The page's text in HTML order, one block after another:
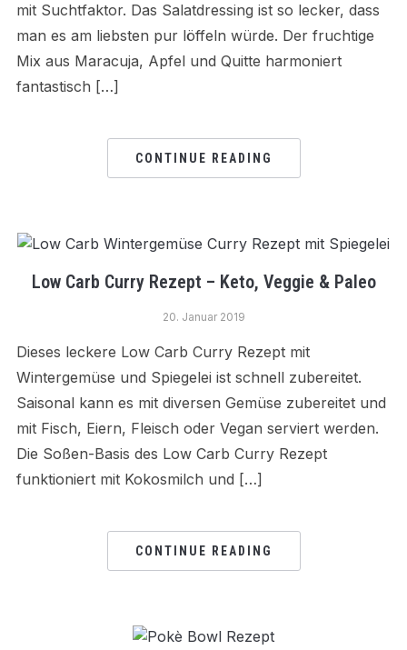
mit Suchtfaktor. Das Salatdressing ist so lecker, dass
man es am liebsten pur löffeln würde. Der fruchtige
Mix aus Maracuja, Apfel und Quitte harmoniert
fantastisch […]
CONTINUE READING
Low Carb Curry Rezept – Keto, Veggie & Paleo
20. Januar 2019
Dieses leckere Low Carb Curry Rezept mit
Wintergemüse und Spiegelei ist schnell zubereitet.
Saisonal kann es mit diversen Gemüse zubereitet und
mit Fisch, Eiern, Fleisch oder Vegan serviert werden.
Die Soßen-Basis des Low Carb Curry Rezept
funktioniert mit Kokosmilch und […]
CONTINUE READING